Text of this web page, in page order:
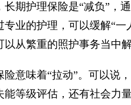
期护理保险是“减负”，
业的护理，可以缓解“
从繁重的照护事务当中
意味着“拉动”。可以说
等级评估，还有社会力